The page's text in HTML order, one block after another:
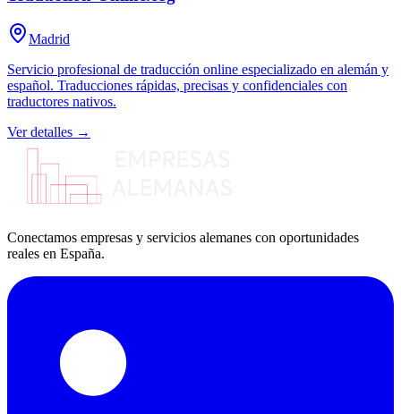
Madrid
Servicio profesional de traducción online especializado en alemán y
español. Traducciones rápidas, precisas y confidenciales con
traductores nativos.
Ver detalles →
Conectamos empresas y servicios alemanes con oportunidades
reales en España.